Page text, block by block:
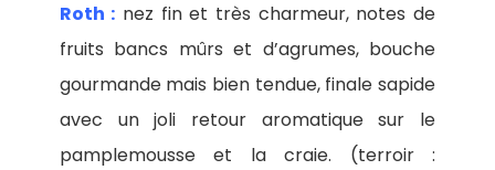
Roth : nez fin et très charmeur, notes de
fruits bancs mûrs et d’agrumes, bouche
gourmande mais bien tendue, finale sapide
avec un joli retour aromatique sur le
pamplemousse et la craie. (terroir :